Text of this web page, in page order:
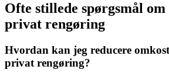
Ofte stillede spørgsmål
privat rengøring
Hvordan kan jeg reducere
privat rengøring?